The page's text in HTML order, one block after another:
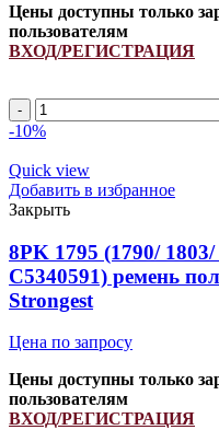
Цены доступны только
пользователям
ВХОД/РЕГИСТРАЦИЯ
5PK
950
поликлиновой
INDFORCE
Strongest
quantity
-10%
Quick view
Добавить в избранное
Закрыть
8PK 1795 (1790/
С5340591) ремень
Strongest
Цена по запросу
Цены доступны только
пользователям
ВХОД/РЕГИСТРАЦИЯ